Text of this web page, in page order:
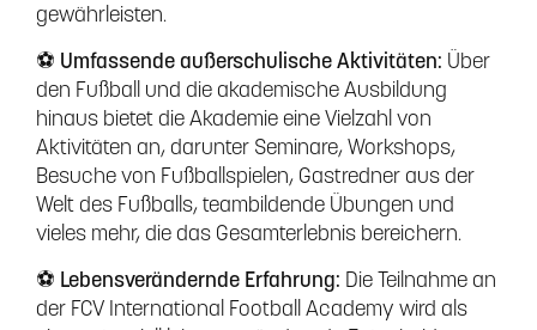
gewährleisten.
⚽ Umfassende außerschulische Aktivitäten: Über
den Fußball und die akademische Ausbildung
hinaus bietet die Akademie eine Vielzahl von
Aktivitäten an, darunter Seminare, Workshops,
Besuche von Fußballspielen, Gastredner aus der
Welt des Fußballs, teambildende Übungen und
vieles mehr, die das Gesamterlebnis bereichern.
⚽ Lebensverändernde Erfahrung: Die Teilnahme an
der FCV International Football Academy wird als